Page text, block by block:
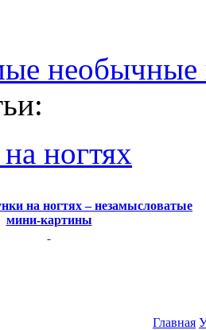
необычные
ногтях
на ногтях – незамысловатые
мини-картины
Главная